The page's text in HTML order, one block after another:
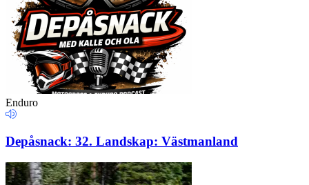
Enduro
Depåsnack: 32. Landskap: Västmanland